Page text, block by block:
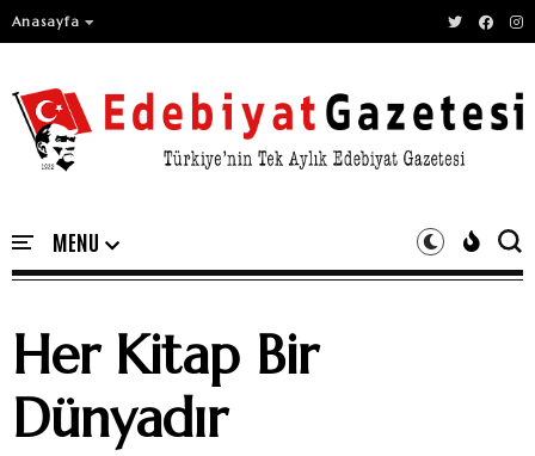
Anasayfa
Her Kitap Bir
Dünyadır